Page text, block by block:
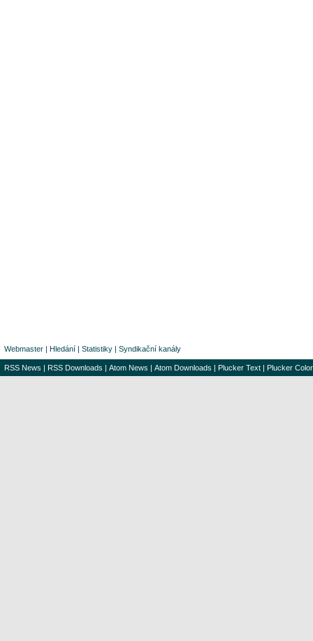
Webmaster | Hledání | Statistiky | Syndikační kanály
RSS News | RSS Downloads | Atom News | Atom Downloads | Plucker Text | Plucker Color